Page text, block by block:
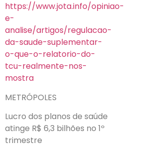
https://www.jota.info/opiniao-
e-
analise/artigos/regulacao-
da-saude-suplementar-
o-que-o-relatorio-do-
tcu-realmente-nos-
mostra
METRÓPOLES
Lucro dos planos de saúde
atinge R$ 6,3 bilhões no 1º
trimestre